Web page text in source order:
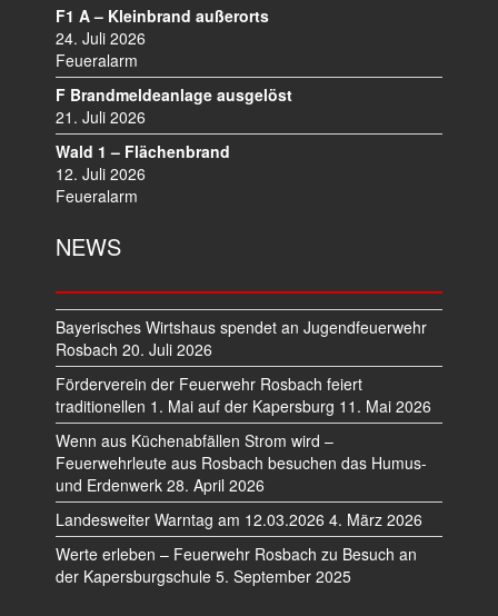
F1 A – Kleinbrand außerorts
24. Juli 2026
Feueralarm
F Brandmeldeanlage ausgelöst
21. Juli 2026
Wald 1 – Flächenbrand
12. Juli 2026
Feueralarm
NEWS
Bayerisches Wirtshaus spendet an Jugendfeuerwehr
Rosbach 20. Juli 2026
Förderverein der Feuerwehr Rosbach feiert
traditionellen 1. Mai auf der Kapersburg 11. Mai 2026
Wenn aus Küchenabfällen Strom wird –
Feuerwehrleute aus Rosbach besuchen das Humus-
und Erdenwerk 28. April 2026
Landesweiter Warntag am 12.03.2026 4. März 2026
Werte erleben – Feuerwehr Rosbach zu Besuch an
der Kapersburgschule 5. September 2025